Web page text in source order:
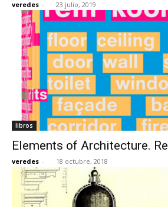
veredes - 23 julio, 2019
libros
Elements of Architecture.
veredes - 18 octubre, 2018